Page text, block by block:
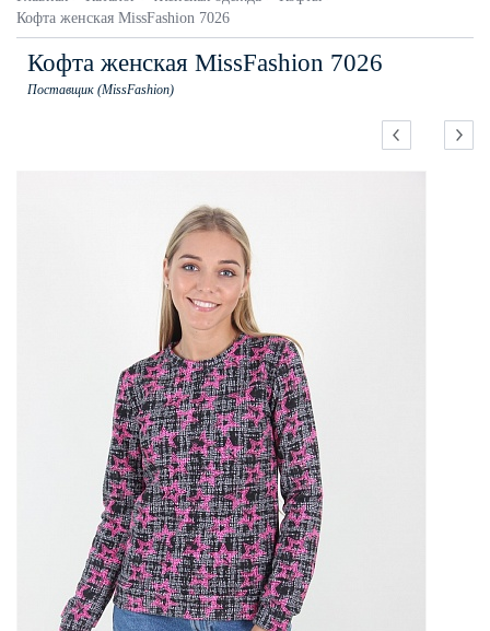
Кофта женская MissFashion 7026
Кофта женская MissFashion 7026
Поставщик (MissFashion)